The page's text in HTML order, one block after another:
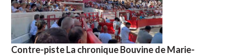
Contre-piste La chronique Bouvine de Marie-